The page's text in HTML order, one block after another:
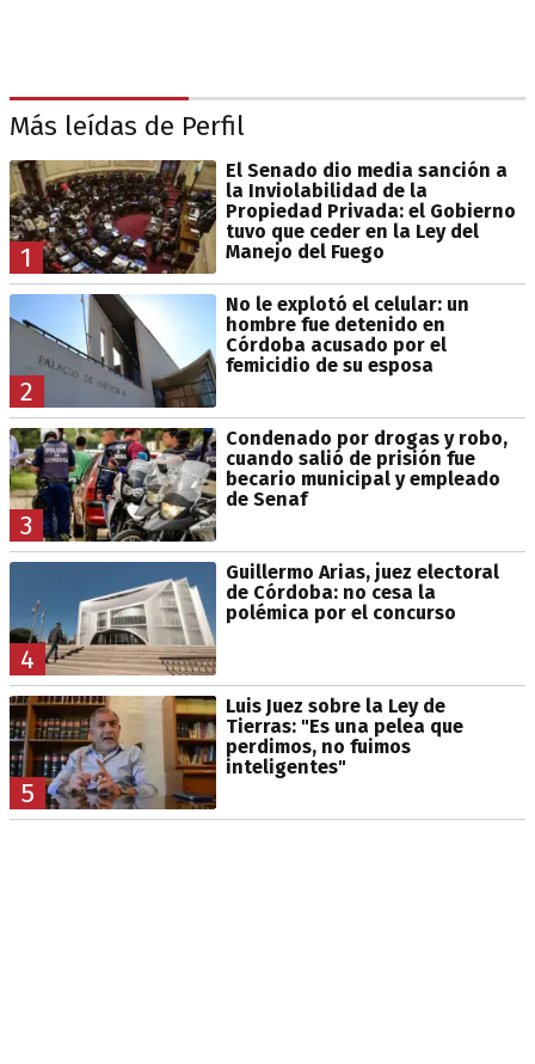
Más leídas de Perfil
1
El Senado dio media sanción a
la Inviolabilidad de la
Propiedad Privada: el Gobierno
tuvo que ceder en la Ley del
Manejo del Fuego
2
No le explotó el celular: un
hombre fue detenido en
Córdoba acusado por el
femicidio de su esposa
3
Condenado por drogas y robo,
cuando salió de prisión fue
becario municipal y empleado
de Senaf
4
Guillermo Arias, juez electoral
de Córdoba: no cesa la
polémica por el concurso
5
Luis Juez sobre la Ley de
Tierras: "Es una pelea que
perdimos, no fuimos
inteligentes"